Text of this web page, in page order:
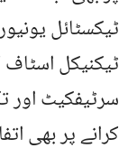
ٹیکسٹائل
ٹیکنیکل
سرٹیفکیٹ اور
کرانے پر بھی